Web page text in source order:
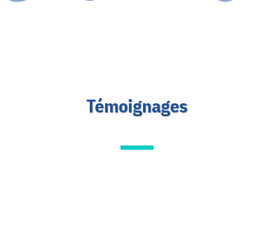
Témoignages